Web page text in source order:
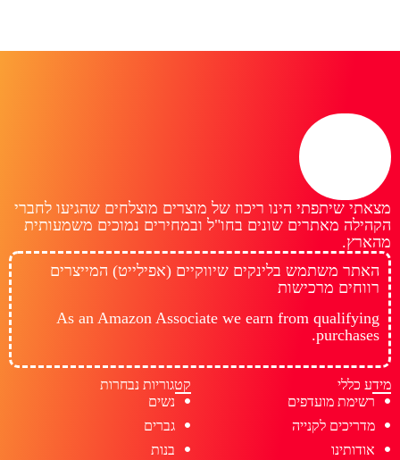
מצאתי שיתפתי הינו ריכוז של מוצרים מוצלחים שהגיעו לחברי
הקהילה מאתרים שונים בחו"ל ובמחירים נמוכים משמעותית
מהארץ.
האתר משתמש בלינקים שיווקיים (אפילייט) המייצרים
רווחים מרכישות
As an Amazon Associate we earn from qualifying
purchases.
מידע כללי
רשימת מועדפים
מדריכים לקנייה
אודותינו
קטגוריות נבחרות
נשים
גברים
בנות